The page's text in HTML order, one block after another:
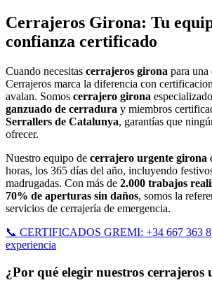
Cerrajeros Girona: Tu
confianza certificado
Cuando necesitas cerrajeros girona para una
Cerrajeros marca la diferencia con
avalan. Somos cerrajero girona
ganzuado de cerradura y miembros
Serrallers de Catalunya, garantías que
ofrecer.
Nuestro equipo de cerrajero urgente girona
horas, los 365 días del año, incluyendo
madrugadas. Con más de 2.000 trabajos
70% de aperturas sin daños, somos la
servicios de cerrajería de emergencia.
📞 CERTIFICADOS GREMI: +34 667 363
experiencia
¿Por qué elegir nuestros cerrajeros